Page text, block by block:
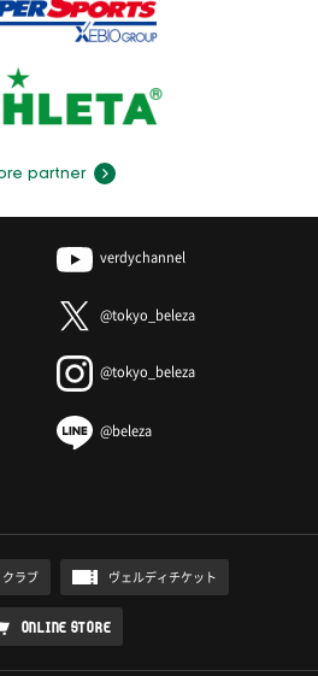
partner
verdychannel
@tokyo_beleza
@tokyo_beleza
@beleza
ラブ ヴェルディチケット
ONLINE STORE